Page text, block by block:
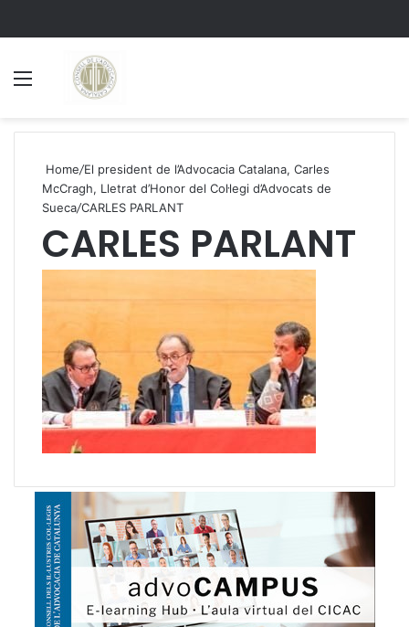
Home/El president de l’Advocacia Catalana, Carles
McCragh, Lletrat d’Honor del Col·legi d’Advocats de
Sueca/CARLES PARLANT
CARLES PARLANT